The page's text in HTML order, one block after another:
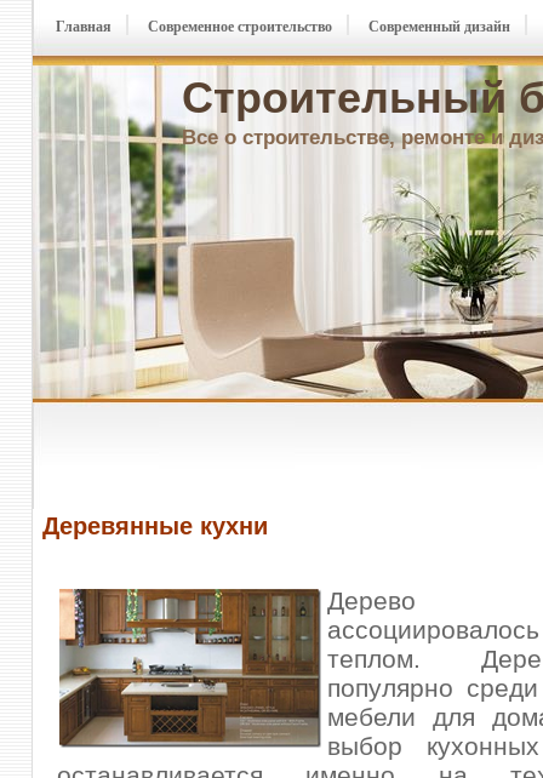
Строительный
Все о строительстве, ремонте и
Главная Современное строительство Современный дизайн
Деревянные кухни
Дерево
теплом.
популярно
мебели для
выбор